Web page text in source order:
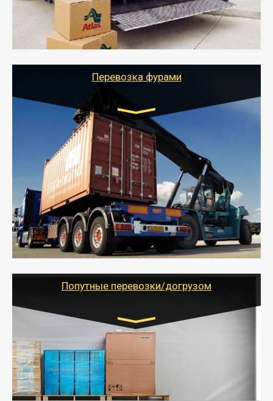
- Тайгер Логистик подберет автотранспорт, быстро и
качественно организует переезд к новому месту
службы или работы с гарантией сохранности груза и
оформлением документов, подтверждающих
Перевозка фурами
Транспорт:
Еврофура Тент от 5 до 10 тонн
грузоподъемность
от 10 000 руб. Возможен догруз
- Доставка фурой до 20 т возможна для больших
объемов грузов, упакованных в коробки, мешки,
паллеты и россыпью в самые отдаленные места
России с гарантией полной сохранности.
- Тайгер Логистик предоставляет услуги по
грузоперевозкам для физических и юридических лиц
Попутные перевозки/догрузом
Транспорт:
Газель (1,5 и 3 тонны), Бычок, Еврофура от 5 до
10 тонн
от 5000 руб. Возможен догруз